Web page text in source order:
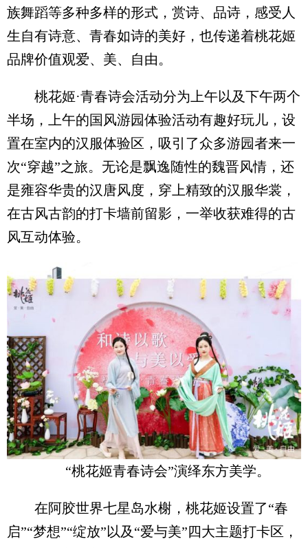
族舞蹈等多种多样的形式，赏诗、品诗，感受人
生自有诗意、青春如诗的美好，也传递着桃花姬
品牌价值观爱、美、自由。
桃花姬·青春诗会活动分为上午以及下午两个
半场，上午的国风游园体验活动有趣好玩儿，设
置在室内的汉服体验区，吸引了众多游园者来一
次“穿越”之旅。无论是飘逸随性的魏晋风情，还
是雍容华贵的汉唐风度，穿上精致的汉服华裳，
在古风古韵的打卡墙前留影，一举收获难得的古
风互动体验。
“桃花姬青春诗会”演绎东方美学。
在阿胶世界七星岛水榭，桃花姬设置了“春
启”“梦想”“绽放”以及“爱与美”四大主题打卡区，